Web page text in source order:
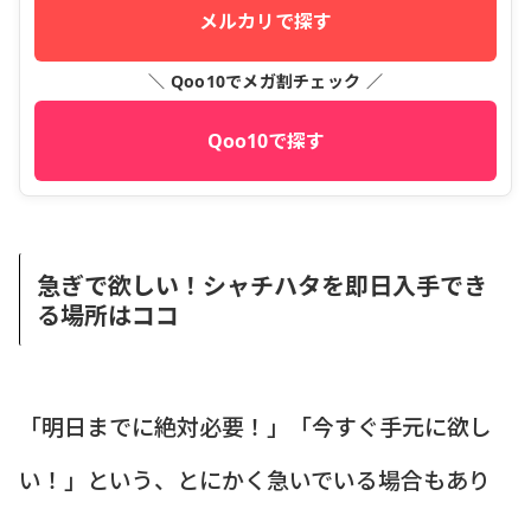
メルカリで探す
＼ Qoo10でメガ割チェック ／
Qoo10で探す
急ぎで欲しい！シャチハタを即日入手でき
る場所はココ
「明日までに絶対必要！」「今すぐ手元に欲し
い！」という、とにかく急いでいる場合もあり